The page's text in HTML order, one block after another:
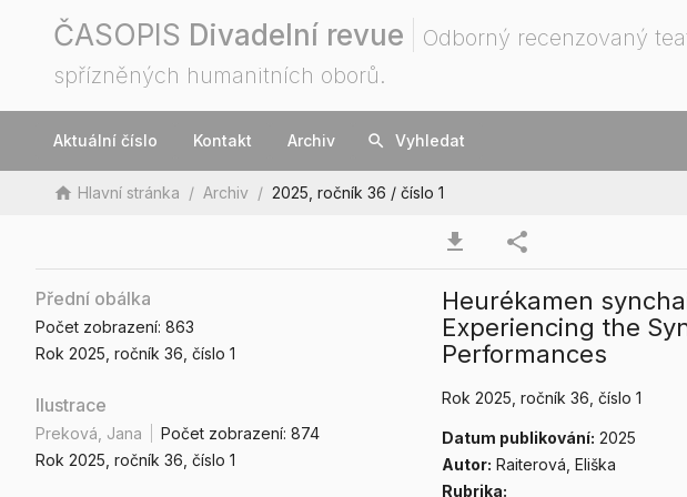
ČASOPIS Divadelní revue
Odborný recenzovaný
spřízněných humanitních oborů.
Aktuální číslo Kontakt Archiv search Vyhledat
home Hlavní stránka / Archiv / 2025, ročník 36 / číslo 1
download share
Přední obálka
Počet zobrazení: 863
Rok 2025 , ročník 36 , číslo 1
Ilustrace
Preková, Jana Počet zobrazení: 874
Rok 2025 , ročník 36 , číslo 1
Heurékamen
Experiencing the
Performances
Rok 2025 , ročník 36 , číslo 1
Datum publikování: 2025
Autor: Raiterová, Eliška
Rubrika: